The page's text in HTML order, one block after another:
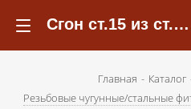
Сгон ст.15 из ст. ВГП труб ГОСТ 8969-75 - kotelsochi.ru
Главная - Каталог
Резьбовые чугунные/стальные